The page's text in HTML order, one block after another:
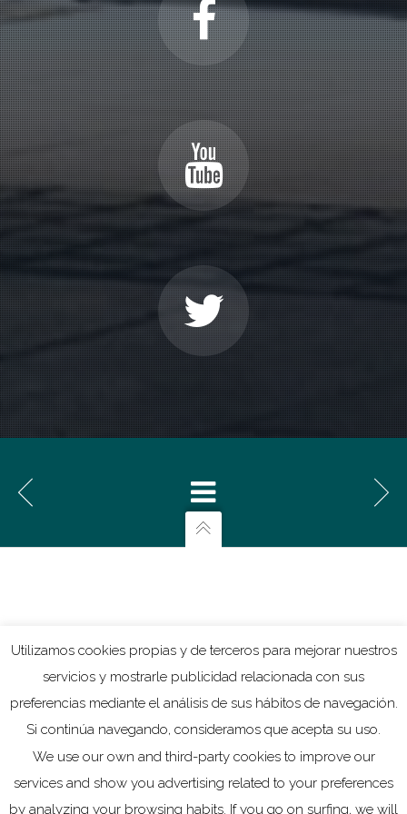
2-10 El Cuco
2-11 La Tórtola Y El Jilguero
2-12 Viento Sur
2-13 Viento Norte
2-14 Queja
2-15 Revuelta Impetuosa
2-16 Las Moscas Y Los Moscones
2-17 Rayos Y Granizo
Concierto No, 3 El Otoño (Op. 8.Rv293)
2-18 El Pueblo Celebra
2-19 Un Borracho
2-20 Un Sitio Para Descansar
2-22 Los Cazadores
Un Ciervo
Concierto No, 4 El Invierno (Op. 8. Rv 294)
2-27 Todo Se Congela
2-29 Chasquido De Pies
Utilizamos cookies propias y de terceros para mejorar nuestros
servicios y mostrarle publicidad relacionada con sus
preferencias mediante el análisis de sus hábitos de navegación.
Si continúa navegando, consideramos que acepta su uso.
We use our own and third-party cookies to improve our
services and show you advertising related to your preferences
by analyzing your browsing habits. If you go on surfing, we will